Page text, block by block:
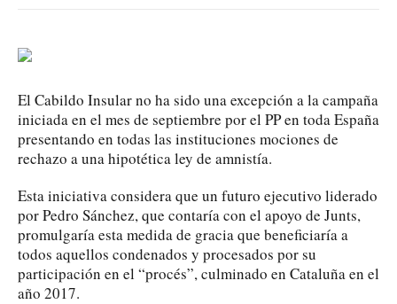
El Cabildo Insular no ha sido una excepción a la campaña
iniciada en el mes de septiembre por el PP en toda España
presentando en todas las instituciones mociones de
rechazo a una hipotética ley de amnistía.
Esta iniciativa considera que un futuro ejecutivo liderado
por Pedro Sánchez, que contaría con el apoyo de Junts,
promulgaría esta medida de gracia que beneficiaría a
todos aquellos condenados y procesados por su
participación en el “procés”, culminado en Cataluña en el
año 2017.